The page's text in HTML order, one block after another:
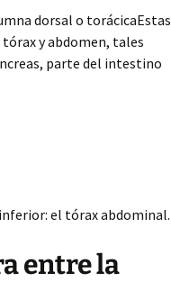
dorsal o torácicaEstas
y abdomen, tales
parte del intestino
el tórax abdominal.
entre la